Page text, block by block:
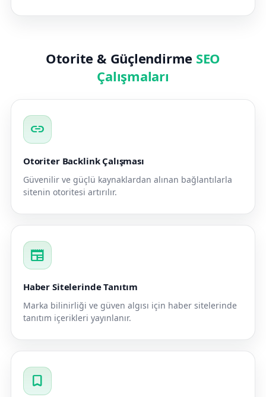
Otorite & Güçlendirme SEO
Çalışmaları
link
Otoriter Backlink Çalışması
Güvenilir ve güçlü kaynaklardan alınan bağlantılarla
sitenin otoritesi artırılır.
newspaper
Haber Sitelerinde Tanıtım
Marka bilinirliği ve güven algısı için haber sitelerinde
tanıtım içerikleri yayınlanır.
bookmark